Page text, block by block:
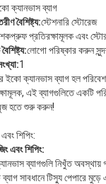
ক্যানভাস ব্যাগ
বৈশিষ্ট্য:স্টেশনারি স্টোরেজ
শকপ্রুফ প্রতিরক্ষামূলক এবং
লোগো পরিষ্কার করুন
1
ইকো ক্যানভাস ব্যাগ হল
এই ব্যাগগুলিতে একটি
হতে শুরু করুন!
শিপিং:
এবং শিপিং:
ব্যাগগুলি নিখুঁত অবস্থায়
সাবধানে টিস্যু পেপারে মুড়ে